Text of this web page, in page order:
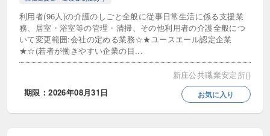
利用者(96人)の介護のしごと全般に従事日常生活に係る支援業
務、居室・浴室等の管理・清掃、その他利用者の介護全般につ
いて変更範囲:会社の定める業務☆★ユースエール認定企業
★☆(若者が働きやすい企業の目...
新庄公共職業安定所()
期限：2026年08月31日
お気に入り